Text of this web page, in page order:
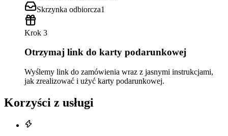
Skrzynka odbiorcza1
Krok 3
Otrzymaj link do karty podarunkowej
Wyślemy link do zamówienia wraz z jasnymi instrukcjami,
jak zrealizować i użyć karty podarunkowej.
Korzyści z usługi